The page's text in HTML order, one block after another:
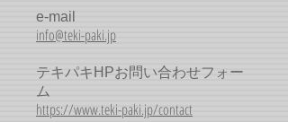
e-mail
info@teki-paki.jp
テキパキHPお問い合わせフォー
ム
https://www.teki-paki.jp/contact